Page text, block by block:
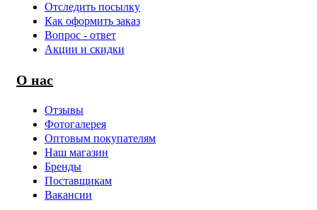
Отследить посылку
Как оформить заказ
Вопрос - ответ
Акции и скидки
О нас
Отзывы
Фотогалерея
Оптовым покупателям
Наш магазин
Бренды
Поставщикам
Вакансии